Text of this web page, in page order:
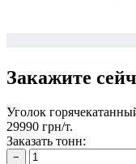
Закажите
Уголок
29990 грн/т.
Заказать тонн: